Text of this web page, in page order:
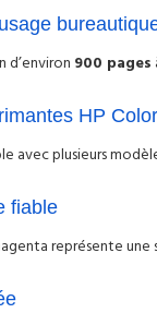
d’environ 900 pages
HP
avec plusieurs
fiable
représente